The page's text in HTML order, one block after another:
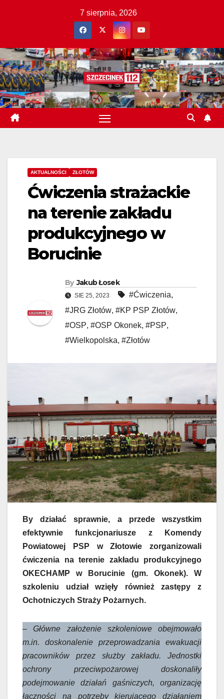
7 sierpnia, 2026
AKTUALNOŚCI ZŁOTÓW
Ćwiczenia strażackie
na terenie zakładu
produkcyjnego w
Borucinie
By Jakub Łosek
SIE 25, 2023 #Ćwiczenia,
#JRG Złotów, #KP PSP Złotów,
#OSP, #OSP Okonek, #PSP,
#Wielkopolska, #Złotów
By działać sprawnie, a przede wszystkim
efektywnie funkcjonariusze z Komendy
Powiatowej PSP w Złotowie zorganizowali
ćwiczenia na terenie zakładu produkcyjnego
OKECHAMP w Borucinie (gm. Okonek). W
szkoleniu udział wzięły również zastępy z
Ochotniczych Straży Pożarnych.
– Główne założenie szkoleniowe obejmowało
m.in. doskonalenie przeprowadzania ewakuacji
pracowników przez służby zakładu. Jednostki
ochrony przeciwpożarowej doskonaliły
podejmowanie działań gaśniczych, organizację
łączności na potrzeby kierującego działaniem